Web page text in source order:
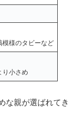
模様のタビーなど
り小さめ
な親が選ばれてき